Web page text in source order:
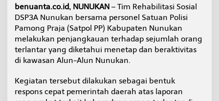
u
k
a
n
D
a
t
O
r
a
benuanta.co.id, NUNUKAN – Tim Rehabilitasi Sosial
DSP3A Nunukan bersama personel Satuan Polisi
Pamong Praja (Satpol PP) Kabupaten Nunukan
melakukan penjangkauan terhadap sejumlah orang
terlantar yang diketahui menetap dan beraktivitas
di kawasan Alun-Alun Nunukan.
Kegiatan tersebut dilakukan sebagai bentuk
respons cepat pemerintah daerah atas laporan